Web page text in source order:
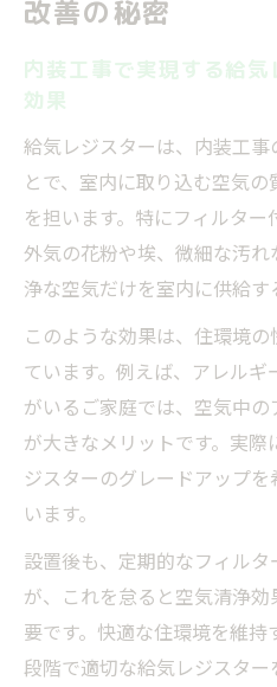
改善の秘密
内装工事で実現する給
効果
給気レジスターは、内装工
とで、室内に取り込む空気
を担います。特にフィルター
外気の花粉や埃、微細な汚
浄な空気だけを室内に供給す
このような効果は、住環境
ています。例えば、アレル
がいるご家庭では、空気中
が大きなメリットです。実
ジスターのグレードアップ
います。
設置後も、定期的なフィル
が、これを怠ると空気清浄
要です。快適な住環境を維
段階で適切な給気レジスタ